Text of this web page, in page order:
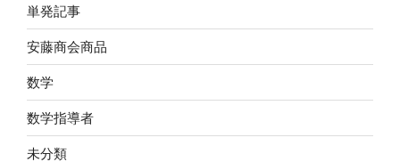
単発記事
安藤商会商品
数学
数学指導者
未分類